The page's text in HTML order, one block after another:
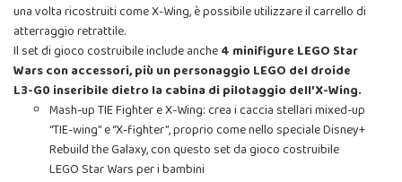
una volta ricostruiti come X-Wing, è possibile utilizzare il carrello di
atterraggio retrattile.
Il set di gioco costruibile include anche4 minifigure LEGO Star
Wars con accessori, più un personaggio LEGO del droide
L3-G0 inseribile dietro la cabina di pilotaggio dell’X-Wing.
Mash-up TIE Fighter e X-Wing: crea i caccia stellari mixed-up
“TIE-wing” e “X-fighter”, proprio come nello speciale Disney+
Rebuild the Galaxy, con questo set da gioco costruibile
LEGO Star Wars per i bambini